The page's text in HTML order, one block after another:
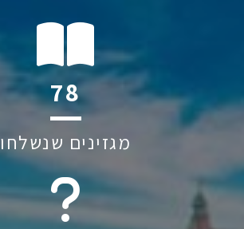
110
מגזינים שנשלחו